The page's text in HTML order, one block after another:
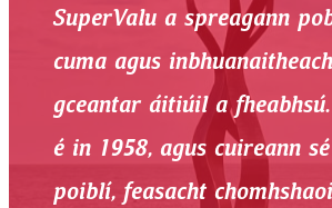
SuperValu a spreagann
cuma agus
gceantar áitiúil a
é in 1958, agus cuireann
poiblí, feasacht